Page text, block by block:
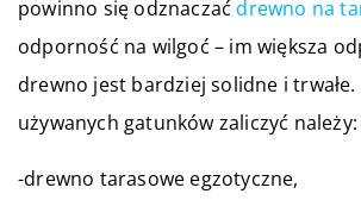
powinno się odznaczaćdrewno na
odporność na wilgoć – im większa
drewno jest bardziej solidne i trwałe.
używanych gatunków zaliczyć należy:
-drewno tarasowe egzotyczne,